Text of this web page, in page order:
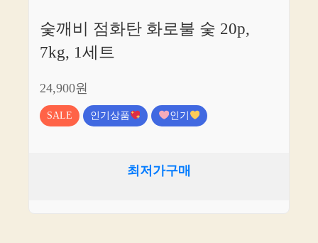
숯깨비 점화탄 화로불 숯 20p,
7kg, 1세트
24,900원
SALE 인기상품 인기
최저가구매